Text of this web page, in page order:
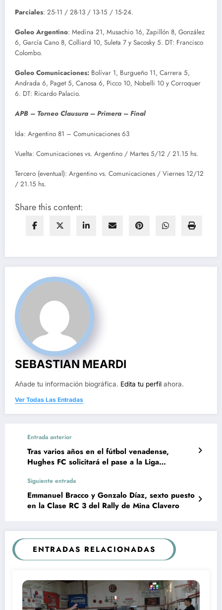
Parciales: 25-11 / 28-13 / 13-15 / 15-24.
Goleo Argentino: Medina 21, Musachio 16, Zapillón 8, González
6, García Cano 8, Colliard 10, Suleta 7 y Sacosky 5. DT: Francisco
Colombo.
Goleo Comunicaciones: Bolívar 1, Burgueño 11, Carrera 5,
Andrada 6, Paget 5, Canosa 6, Picco 10, Nobelli 10 y Corroquer
6. DT: Ricardo Palacio.
APB – Torneo Clausura – Primera – Final
Ida: Argentino 81 – Comunicaciones 63
Vuelta: Comunicaciones vs. Argentino / Martes 5/12 / 21.15 hs.
Tercero (eventual): Argentino vs. Comunicaciones / Viernes 12/12
/ 21.15 hs.
Share this content:
SEBASTIAN MEARDI
Añade tu información biográfica. Edita tu perfil ahora.
Ver Todas Las Entradas
Entrada anterior
Tras varios años en el fútbol venadense,
Hughes FC solicitará el pase a la Liga
Siguiente entrada
Emmanuel Bracco y Gonzalo Díaz, sexto puesto
en la Clase RC 3 del Rally de Mina Clavero
ENTRADAS RELACIONADAS